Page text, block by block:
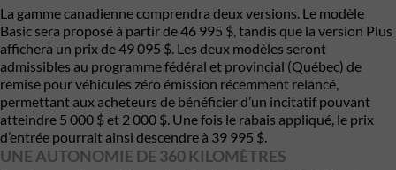
La gamme canadienne comprendra deux versions. Le modèle
Basic sera proposé à partir de 46 995 $, tandis que la version Plus
affichera un prix de 49 095 $. Les deux modèles seront
admissibles au programme fédéral et provincial (Québec) de
remise pour véhicules zéro émission récemment relancé,
permettant aux acheteurs de bénéficier d’un incitatif pouvant
atteindre 5 000 $ et 2 000 $. Une fois le rabais appliqué, le prix
d’entrée pourrait ainsi descendre à 39 995 $.
UNE AUTONOMIE DE 360 KILOMÈTRES